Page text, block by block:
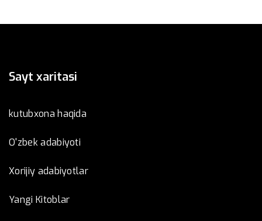
Sayt xaritasi
kutubxona haqida
O'zbek adabiyoti
Xorijiy adabiyotlar
Yangi Kitoblar